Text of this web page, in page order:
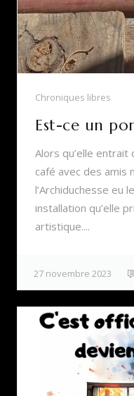
Chroniques libres
Est-ce un
Alors qu’elle
café avec des amis
l’Archiduchesse eu
installation qu’elle
artistique....
27 novembre 2023